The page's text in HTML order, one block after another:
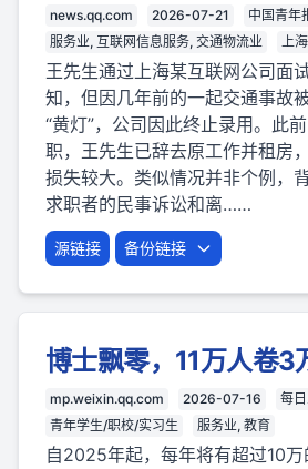
news.qq.com 2026-07-21 中国青年
服务业, 互联网信息服务, 交通物流业
上
王先生通过上海某互联网公司面
知，但因几年前的一起交通事故
“黄灯”，公司因此终止录用。此
职，王先生已辞去原工作并租房
损失较大。类似情况并非个例，
求职者的民事诉讼和离……
源链接 备份链接
博士飘零，11万人卷3
mp.weixin.qq.com 2026-07-16
每
青年学生/职校/实习生
服务业, 教育
自2025年起，每年将有超过10